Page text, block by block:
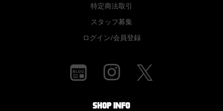
特定商法取引
スタッフ募集
ログイン/会員登録